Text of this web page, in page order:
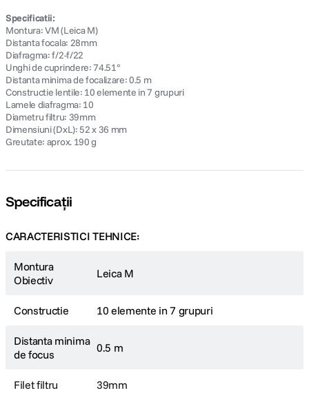
Specificatii:
Montura: VM (Leica M)
Distanta focala: 28mm
Diafragma: f/2-f/22
Unghi de cuprindere: 74.51°
Distanta minima de focalizare: 0.5 m
Constructie lentile: 10 elemente in 7 grupuri
Lamele diafragma: 10
Diametru filtru: 39mm
Dimensiuni (DxL): 52 x 36 mm
Greutate: aprox. 190 g
Specificații
CARACTERISTICI TEHNICE:
Montura
Obiectiv
Leica M
Constructie 10 elemente in 7 grupuri
Distanta minima
de focus
0.5 m
Filet filtru 39mm